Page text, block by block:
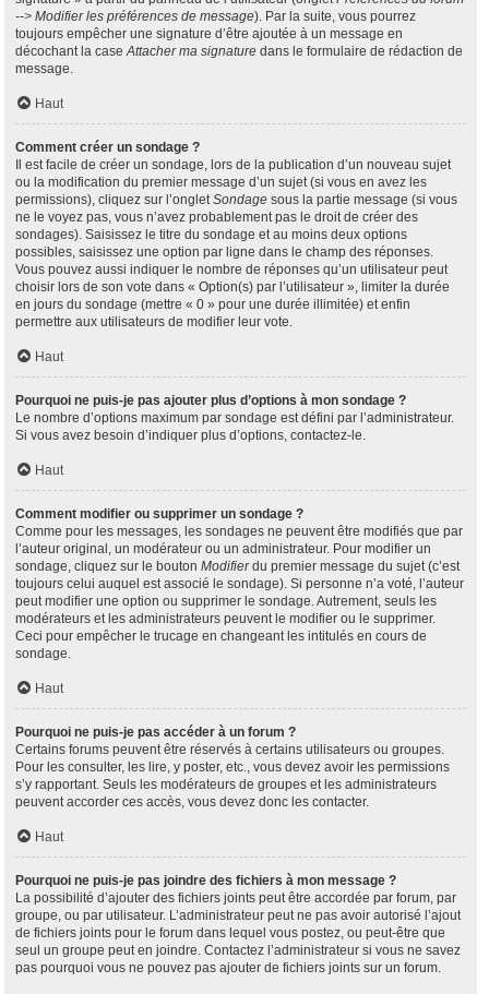
--> Modifier les préférences de message). Par la suite, vous pourrez
toujours empêcher une signature d’être ajoutée à un message en
décochant la caseAttacher ma signature dans le formulaire de rédaction de
message.
Haut
Comment créer un sondage ?
Il est facile de créer un sondage, lors de la publication d’un nouveau sujet
ou la modification du premier message d’un sujet (si vous en avez les
permissions), cliquez sur l’ongletSondage sous la partie message (si vous
ne le voyez pas, vous n’avez probablement pas le droit de créer des
sondages). Saisissez le titre du sondage et au moins deux options
possibles, saisissez une option par ligne dans le champ des réponses.
Vous pouvez aussi indiquer le nombre de réponses qu’un utilisateur peut
choisir lors de son vote dans « Option(s) par l’utilisateur », limiter la durée
en jours du sondage (mettre « 0 » pour une durée illimitée) et enfin
permettre aux utilisateurs de modifier leur vote.
Haut
Pourquoi ne puis-je pas ajouter plus d’options à mon sondage ?
Le nombre d’options maximum par sondage est défini par l’administrateur.
Si vous avez besoin d’indiquer plus d’options, contactez-le.
Haut
Comment modifier ou supprimer un sondage ?
Comme pour les messages, les sondages ne peuvent être modifiés que par
l’auteur original, un modérateur ou un administrateur. Pour modifier un
sondage, cliquez sur le bouton Modifierdu premier message du sujet (c’est
toujours celui auquel est associé le sondage). Si personne n’a voté, l’auteur
peut modifier une option ou supprimer le sondage. Autrement, seuls les
modérateurs et les administrateurs peuvent le modifier ou le supprimer.
Ceci pour empêcher le trucage en changeant les intitulés en cours de
sondage.
Haut
Pourquoi ne puis-je pas accéder à un forum ?
Certains forums peuvent être réservés à certains utilisateurs ou groupes.
Pour les consulter, les lire, y poster, etc., vous devez avoir les permissions
s’y rapportant. Seuls les modérateurs de groupes et les administrateurs
peuvent accorder ces accès, vous devez donc les contacter.
Haut
Pourquoi ne puis-je pas joindre des fichiers à mon message ?
La possibilité d’ajouter des fichiers joints peut être accordée par forum, par
groupe, ou par utilisateur. L’administrateur peut ne pas avoir autorisé l’ajout
de fichiers joints pour le forum dans lequel vous postez, ou peut-être que
seul un groupe peut en joindre. Contactez l’administrateur si vous ne savez
pas pourquoi vous ne pouvez pas ajouter de fichiers joints sur un forum.